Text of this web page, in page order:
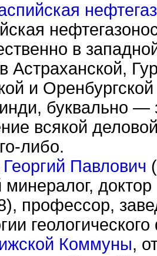
в
Астраханской,
и
буквально —
всякой
либо.
Павлович
минералог,
профессор,
Коммуны,